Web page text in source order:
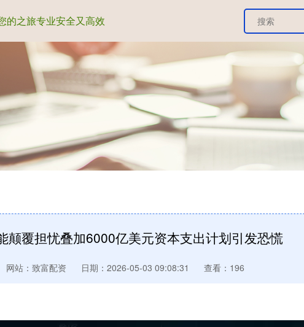
的之旅专业安全又高效
颠覆担忧叠加6000亿美元资本支出计划引发恐慌
网站：致富配资 日期：2026-05-03 09:08:31 查看：196